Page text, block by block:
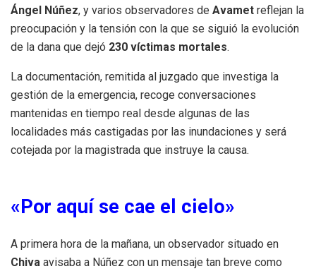
Ángel Núñez, y varios observadores de Avamet reflejan la
preocupación y la tensión con la que se siguió la evolución
de la dana que dejó 230 víctimas mortales.
La documentación, remitida al juzgado que investiga la
gestión de la emergencia, recoge conversaciones
mantenidas en tiempo real desde algunas de las
localidades más castigadas por las inundaciones y será
cotejada por la magistrada que instruye la causa.
«Por aquí se cae el cielo»
A primera hora de la mañana, un observador situado en
Chiva avisaba a Núñez con un mensaje tan breve como